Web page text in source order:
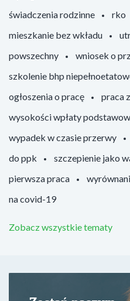
świadczenia rodzinne
rko
mieszkanie bez wkładu
powszechny
wniosek o
szkolenie bhp
ogłoszenia o pracę
praca
wysokości wpłaty
wypadek w czasie przerwy
do ppk
szczepienie jako
pierwsza praca
na covid-19
Zobacz wszystkie tematy